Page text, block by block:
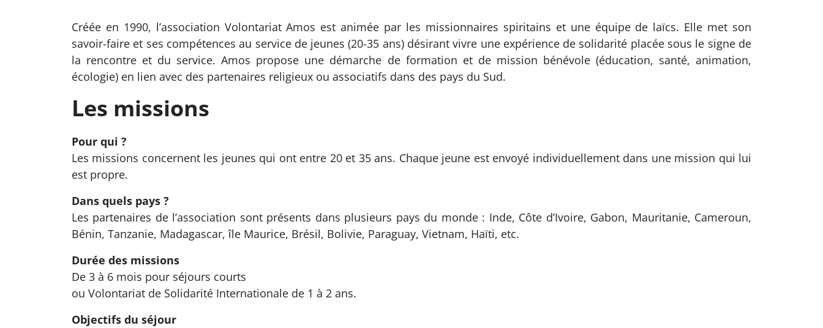
Créée en 1990, l’association Volontariat Amos est animée par les missionnaires spiritains et une équipe de laïcs. Elle met son
savoir-faire et ses compétences au service de jeunes (20-35 ans) désirant vivre une expérience de solidarité placée sous le signe de
la rencontre et du service. Amos propose une démarche de formation et de mission bénévole (éducation, santé, animation,
écologie) en lien avec des partenaires religieux ou associatifs dans des pays du Sud.
Les missions
Pour qui ?
Les missions concernent les jeunes qui ont entre 20 et 35 ans. Chaque jeune est envoyé individuellement dans une mission qui lui
est propre.
Dans quels pays ?
Les partenaires de l’association sont présents dans plusieurs pays du monde : Inde, Côte d’Ivoire, Gabon, Mauritanie, Cameroun,
Bénin, Tanzanie, Madagascar, île Maurice, Brésil, Bolivie, Paraguay, Vietnam, Haïti, etc.
Durée des missions
De 3 à 6 mois pour séjours courts
ou Volontariat de Solidarité Internationale de 1 à 2 ans.
Objectifs du séjour